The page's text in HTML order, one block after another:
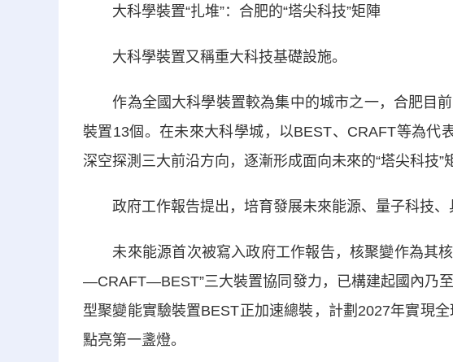
大科學裝置“扎堆”：合肥的“塔尖科技”矩陣
大科學裝置又稱重大科技基礎設施。
作為全國大科學裝置較為集中的城市之一，合肥目前
裝置13個。在未來大科學城，以BEST、CRAFT等為代
深空探測三大前沿方向，逐漸形成面向未來的“塔尖科技”
政府工作報告提出，培育發展未來能源、量子科技、
未來能源首次被寫入政府工作報告，核聚變作為其核
—CRAFT—BEST”三大裝置協同發力，已構建起國內乃
型聚變能實驗裝置BEST正加速總裝，計劃2027年實現
點亮第一盞燈。